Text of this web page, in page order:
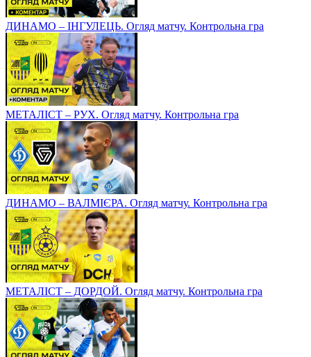
ДИНАМО – ІНГУЛЕЦЬ. Огляд матчу. Контрольна гра
МЕТАЛІСТ – РУХ. Огляд матчу. Контрольна гра
ДИНАМО – ВАЛМІЄРА. Огляд матчу. Контрольна гра
МЕТАЛІСТ – ДОРДОЙ. Огляд матчу. Контрольна гра